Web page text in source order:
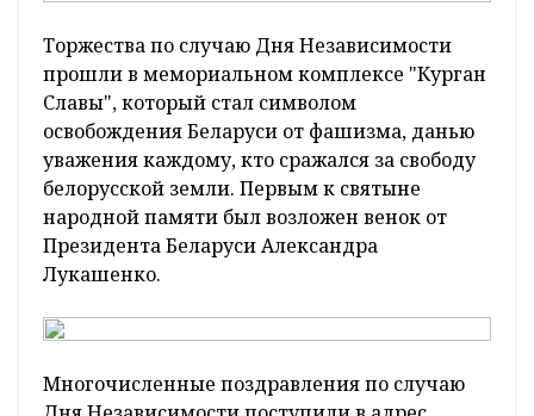
Торжества по случаю Дня Независимости
прошли в мемориальном комплексе "Курган
Славы", который стал символом
освобождения Беларуси от фашизма, данью
уважения каждому, кто сражался за свободу
белорусской земли. Первым к святыне
народной памяти был возложен венок от
Президента Беларуси Александра
Лукашенко.
Многочисленные поздравления по случаю